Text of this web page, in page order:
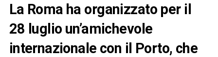
La Roma ha organizzato per il
28 luglio un’amichevole
internazionale con il Porto, che